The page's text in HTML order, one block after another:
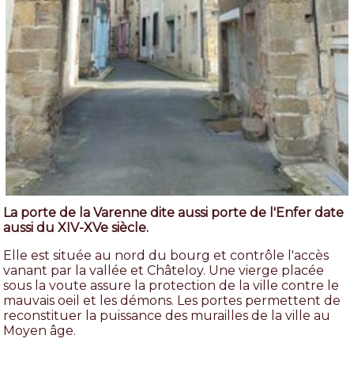
La porte de la Varenne dite aussi porte de l'Enfer date
aussi du XIV-XVe siècle.
Elle est située au nord du bourg et contrôle l'accès
vanant par la vallée et Châteloy. Une vierge placée
sous la voute assure la protection de la ville contre le
mauvais oeil et les démons. Les portes permettent de
reconstituer la puissance des murailles de la ville au
Moyen âge.